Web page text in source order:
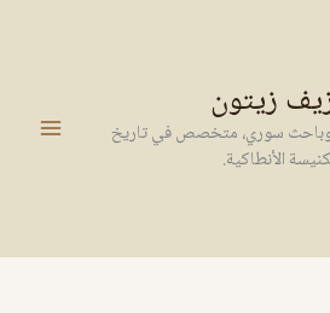
زيتون
سوري، متخصص في تاريخ
الأنطاكية.